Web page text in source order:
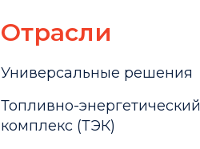
Отрасли
Универсальные решения
Топливно-энергетический
комплекс (ТЭК)